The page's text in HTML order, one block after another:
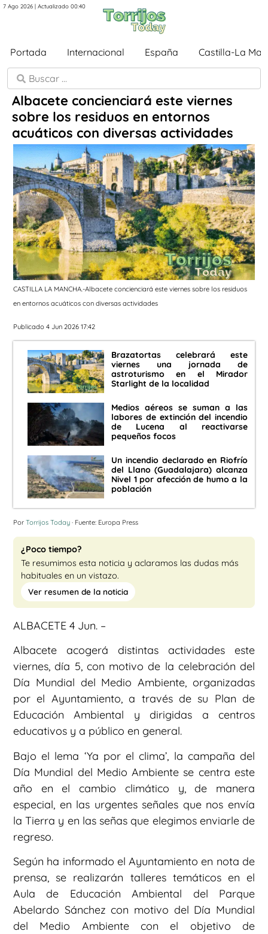
7 Ago 2026 | Actualizado 00:40
Portada Internacional España Castilla-La
Albacete concienciará este viernes
sobre los residuos en entornos
acuáticos con diversas actividades
CASTILLA LA MANCHA.-Albacete concienciará este viernes sobre los residuos
en entornos acuáticos con diversas actividades
Publicado 4 Jun 2026 17:42
Brazatortas celebrará este
viernes una jornada de
astroturismo en el Mirador
Starlight de la localidad
Medios aéreos se suman a las
labores de extinción del incendio
de Lucena al reactivarse
pequeños focos
Un incendio declarado en Riofrío
del Llano (Guadalajara) alcanza
Nivel 1 por afección de humo a la
población
Por Torrijos Today · Fuente: Europa Press
¿Poco tiempo?
Te resumimos esta noticia y aclaramos las dudas más
habituales en un vistazo.
Ver resumen de la noticia
ALBACETE 4 Jun. –
Albacete acogerá distintas actividades este
viernes, día 5, con motivo de la celebración del
Día Mundial del Medio Ambiente, organizadas
por el Ayuntamiento, a través de su Plan de
Educación Ambiental y dirigidas a centros
educativos y a público en general.
Bajo el lema ‘Ya por el clima’, la campaña del
Día Mundial del Medio Ambiente se centra este
año en el cambio climático y, de manera
especial, en las urgentes señales que nos envía
la Tierra y en las señas que elegimos enviarle de
regreso.
Según ha informado el Ayuntamiento en nota de
prensa, se realizarán talleres temáticos en el
Aula de Educación Ambiental del Parque
Abelardo Sánchez con motivo del Día Mundial
del Medio Ambiente con el objetivo de